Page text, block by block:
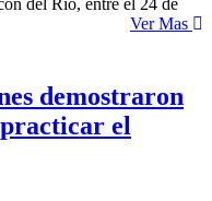
del Río, entre el 24 de
Ver Mas
demostraron
el